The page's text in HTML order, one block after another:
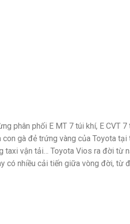
phân phối E MT 7 túi khí, E CVT 7
gà đẻ trứng vàng của Toyota tại
taxi vận tải… Toyota Vios ra đời từ
có nhiều cải tiến giữa vòng đời, từ